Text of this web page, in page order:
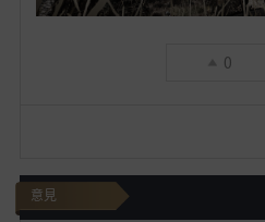
0
意見